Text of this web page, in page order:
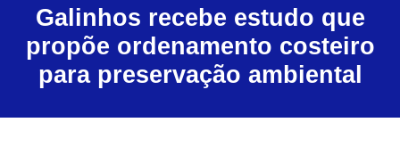
Galinhos recebe estudo que
propõe ordenamento costeiro
para preservação ambiental